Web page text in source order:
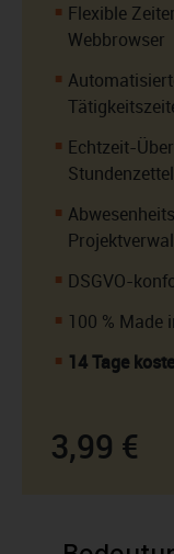
Flexible
Webbrowser
Echtzeit-
Stundenzettel
DSGVO-
100 % Made
14 Tage
3,99 €